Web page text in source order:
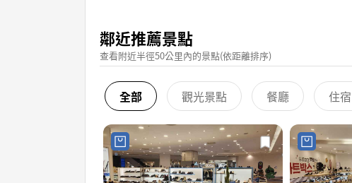
鄰近推薦景點
查看附近半徑50公里內的景點(依距離排序)
全部 觀光景點 餐廳 住宿